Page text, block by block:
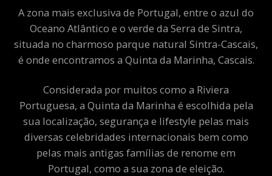
A zona mais exclusiva de Portugal, entre o azul do
Oceano Atlântico e o verde da Serra de Sintra,
situada no charmoso parque natural Sintra-Cascais,
é onde encontramos a Quinta da Marinha, Cascais.
Considerada por muitos como a Riviera
Portuguesa, a Quinta da Marinha é escolhida pela
sua localização, segurança e lifestyle pelas mais
diversas celebridades internacionais bem como
pelas mais antigas famílias de renome em
Portugal, como a sua zona de eleição.